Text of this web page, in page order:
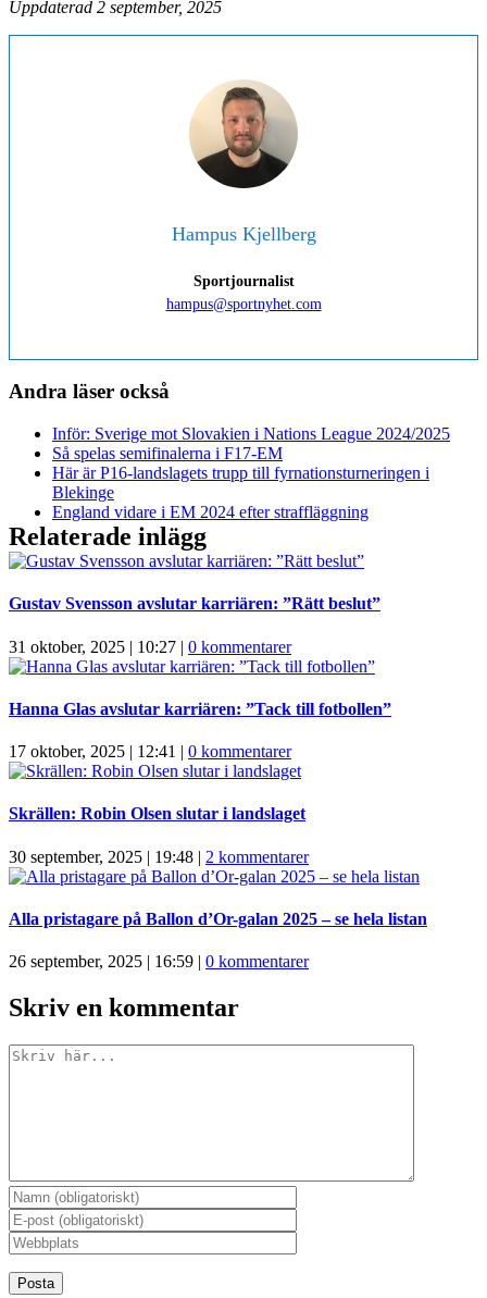
Uppdaterad 2 september, 2025
Hampus Kjellberg
Sportjournalist
hampus@sportnyhet.com
Andra läser också
Inför: Sverige mot Slovakien i Nations League 2024/2025
Så spelas semifinalerna i F17-EM
Här är P16-landslagets trupp till fyrnationsturneringen i
Blekinge
England vidare i EM 2024 efter straffläggning
Relaterade inlägg
Gustav Svensson avslutar karriären: ”Rätt beslut”
31 oktober, 2025 | 10:27 | 0 kommentarer
Hanna Glas avslutar karriären: ”Tack till fotbollen”
17 oktober, 2025 | 12:41 | 0 kommentarer
Skrällen: Robin Olsen slutar i landslaget
30 september, 2025 | 19:48 | 2 kommentarer
Alla pristagare på Ballon d’Or-galan 2025 – se hela listan
26 september, 2025 | 16:59 | 0 kommentarer
Skriv en kommentar
Kommentar